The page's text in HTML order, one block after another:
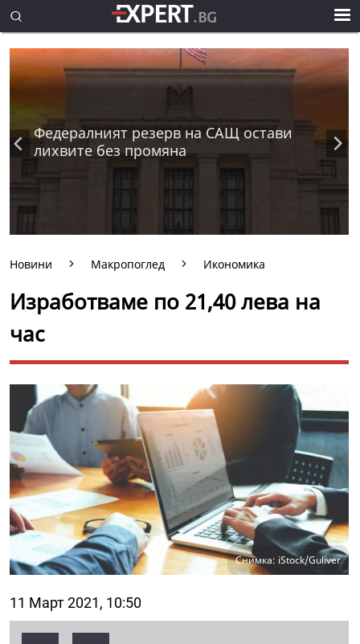
Федералният резерв на САЩ остави
лихвите без промяна
Новини Макропоглед Икономика
Изработваме по 21,40 лева на
час
Снимка: iStock/Guliver
11 Март 2021, 10:50